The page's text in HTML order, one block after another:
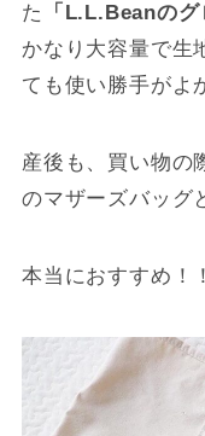
た
「L.L.Beanのグ
かなり大容量で生
ても使い勝手がよ
産後も、買い物の
のマザーズバッグ
本当におすすめ！！